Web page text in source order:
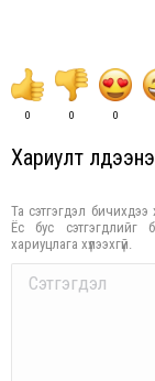
0 0 0
Хариулт үлдээнэ үү
Та сэтгэгдэл бичихдээ
Ёс бус сэтгэгдлийг
хариуцлага хүлээхгүй.
Comment